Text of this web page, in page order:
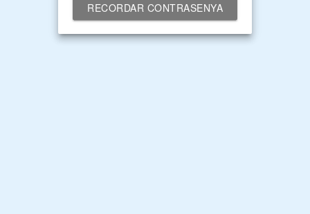
RECORDAR CONTRASENYA